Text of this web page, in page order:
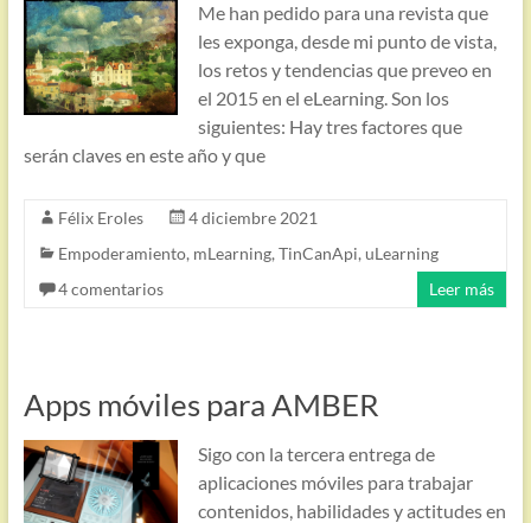
Me han pedido para una revista que
les exponga, desde mi punto de vista,
los retos y tendencias que preveo en
el 2015 en el eLearning. Son los
siguientes: Hay tres factores que
serán claves en este año y que
Félix Eroles
4 diciembre 2021
Empoderamiento, mLearning, TinCanApi, uLearning
4 comentarios
Leer más
Apps móviles para AMBER
Sigo con la tercera entrega de
aplicaciones móviles para trabajar
contenidos, habilidades y actitudes en